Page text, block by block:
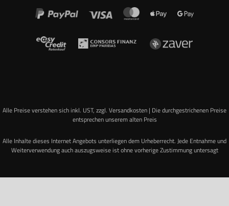
Alle Preise verstehen sich inkl. UST, zzgl. Versandkosten | Die durchgestrichenen Preise
entsprechen unserem alten Preis
Alle Inhalte dieses Internet Angebots unterliegen dem Urheberrecht. Jede Entnahme und
Weiterverwendung auch auszugsweise ist ohne vorherige Zustimmung untersagt